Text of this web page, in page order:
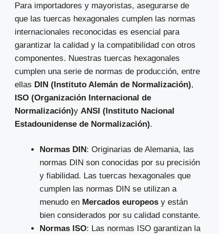
Para importadores y mayoristas, asegurarse de
que las tuercas hexagonales cumplen las normas
internacionales reconocidas es esencial para
garantizar la calidad y la compatibilidad con otros
componentes. Nuestras tuercas hexagonales
cumplen una serie de normas de producción, entre
ellas DIN (Instituto Alemán de Normalización),
ISO (Organización Internacional de
Normalización)y ANSI (Instituto Nacional
Estadounidense de Normalización).
Normas DIN : Originarias de Alemania, las
normas DIN son conocidas por su precisión
y fiabilidad. Las tuercas hexagonales que
cumplen las normas DIN se utilizan a
menudo en Mercados europeos y están
bien considerados por su calidad constante.
Normas ISO: Las normas ISO garantizan la